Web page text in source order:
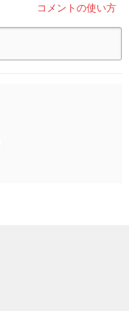
コメントの使い方